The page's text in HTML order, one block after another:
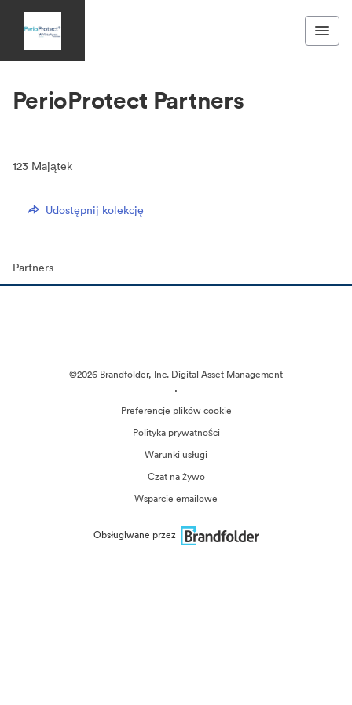
PerioProtect Partners
123 Majątek
Udostępnij kolekcję
Partners
©2026 Brandfolder, Inc. Digital Asset Management
·
Preferencje plików cookie
Polityka prywatności
Warunki usługi
Czat na żywo
Wsparcie emailowe
Obsługiwane przez